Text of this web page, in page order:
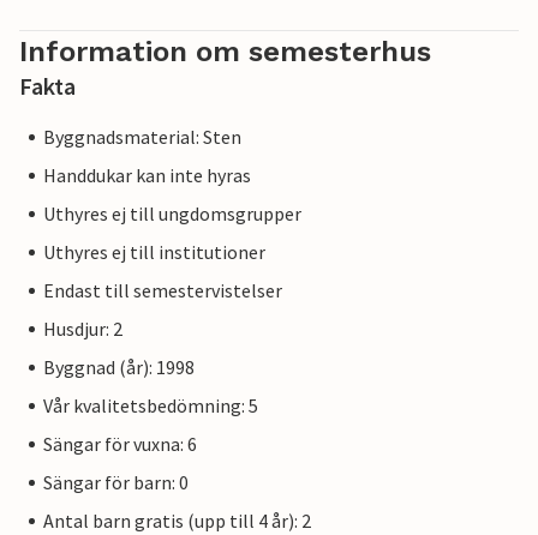
Information om semesterhus
Fakta
Byggnadsmaterial: Sten
Handdukar kan inte hyras
Uthyres ej till ungdomsgrupper
Uthyres ej till institutioner
Endast till semestervistelser
Husdjur: 2
Byggnad (år): 1998
Vår kvalitetsbedömning: 5
Sängar för vuxna: 6
Sängar för barn: 0
Antal barn gratis (upp till 4 år): 2